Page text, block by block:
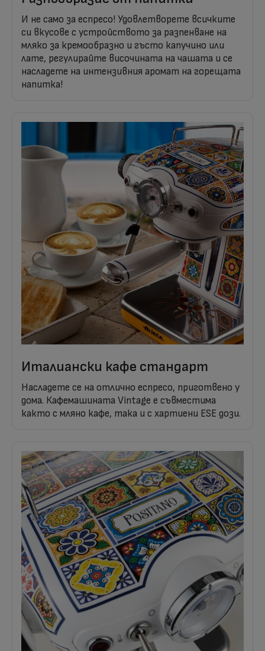
Италиански кафе стандарт
Насладете се на отлично еспресо, приготвено у
дома. Кафемашината Vintage е съвместима
както с мляно кафе, така и с хартиени ESE дози.
И не само за еспресо! Удовлетворете всичките
си вкусове с устройството за разпенване на
мляко за кремообразно и гъсто капучино или
лате, регулирайте височината на чашата и се
насладете на интензивния аромат на горещата
напитка!